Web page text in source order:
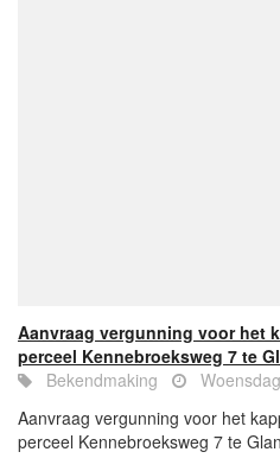
Aanvraag vergunning voor het
perceel Kennebroeksweg 7 te
Bekendmaking
Aanvraag vergunning voor het
perceel Kennebroeksweg 7 te